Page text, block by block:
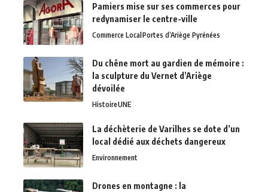
Pamiers mise sur ses commerces pour
redynamiser le centre-ville
Commerce Local Portes d’Ariège Pyrénées
Du chêne mort au gardien de mémoire :
la sculpture du Vernet d’Ariège
dévoilée
HistoireUNE
La déchèterie de Varilhes se dote d’un
local dédié aux déchets dangereux
Environnement
Drones en montagne : la